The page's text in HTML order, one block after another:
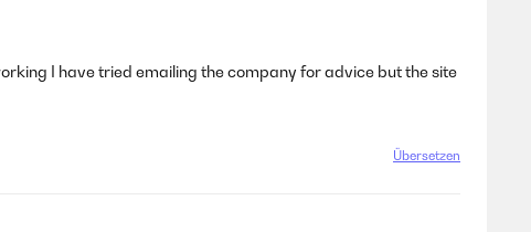
I have tried emailing the company for advice but the site
Übersetzen